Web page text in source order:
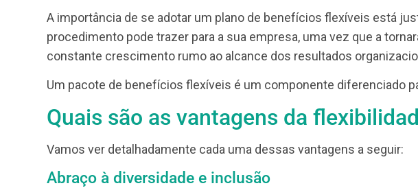
Seguro de vida;
Plano de aposentadoria ou poupança;
Vale-refeição;
Vale-alimentação;
É nítido que cada uma atende demandas muito diferentes e
estilos de vida específicos, não é? Pensando nisso,
pacote misto e personalizado.